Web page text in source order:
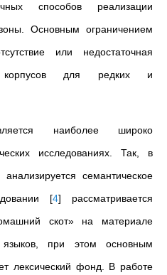
способов реализации
Основным ограничением
или недостаточная
корпусов для редких и
наиболее широко
исследованиях. Так, в
семантическое
[4] рассматривается
скот» на материале
языков, при этом основным
лексический фонд. В работе